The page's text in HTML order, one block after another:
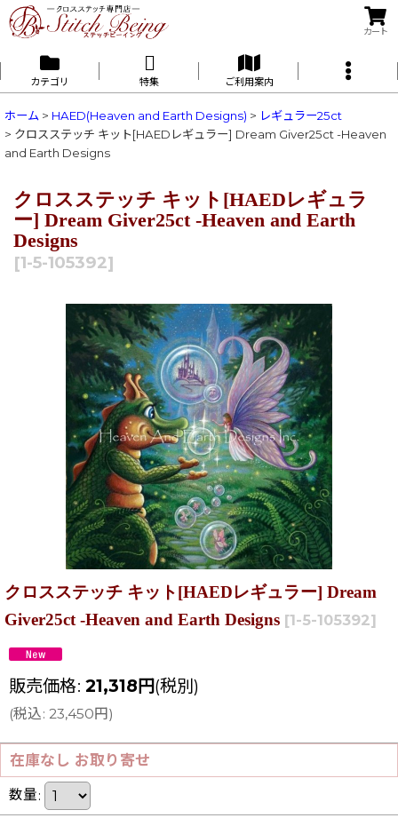
カート
カテゴリ 特集 ご利用案内
ホーム > HAED(Heaven and Earth Designs) > レギュラー25ct
> クロスステッチ キット[HAEDレギュラー] Dream Giver25ct -Heaven
and Earth Designs
クロスステッチ キット[HAEDレギュラ
ー] Dream Giver25ct -Heaven and Earth
Designs
[1-5-105392]
クロスステッチ キット[HAEDレギュラー] Dream
Giver25ct -Heaven and Earth Designs [1-5-105392]
販売価格: 21,318 円(税別)
(税込: 23,450円 )
在庫なし お取り寄せ
数量: